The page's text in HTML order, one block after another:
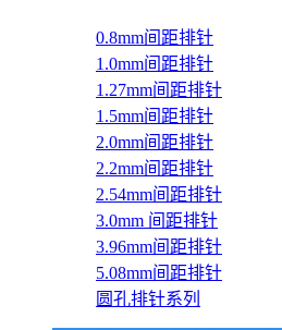
0.8mm间距排针
1.0mm间距排针
1.27mm间距排针
1.5mm间距排针
2.0mm间距排针
2.2mm间距排针
2.54mm间距排针
3.0mm 间距排针
3.96mm间距排针
5.08mm间距排针
圆孔排针系列